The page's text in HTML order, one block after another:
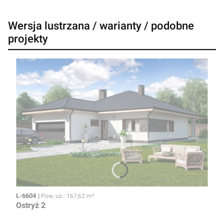
Wersja lustrzana / warianty / podobne
projekty
Kod
L-6604 Powierzchnia użytkowa
Pow. uż.: 167,62 m²
Ostryż 2